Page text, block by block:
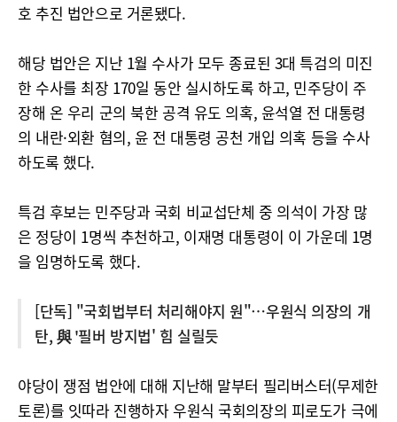
호 추진 법안으로 거론됐다.
해당 법안은 지난 1월 수사가 모두 종료된 3대 특검의 미진
한 수사를 최장 170일 동안 실시하도록 하고, 민주당이 주
장해 온 우리 군의 북한 공격 유도 의혹, 윤석열 전 대통령
의 내란·외환 혐의, 윤 전 대통령 공천 개입 의혹 등을 수사
하도록 했다.
특검 후보는 민주당과 국회 비교섭단체 중 의석이 가장 많
은 정당이 1명씩 추천하고, 이재명 대통령이 이 가운데 1명
을 임명하도록 했다.
[단독] "국회법부터 처리해야지 원"…우원식 의장의 개
탄, 與 '필버 방지법' 힘 실릴듯
야당이 쟁점 법안에 대해 지난해 말부터 필리버스터(무제한
토론)를 잇따라 진행하자 우원식 국회의장의 피로도가 극에